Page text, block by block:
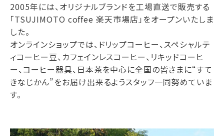
2005年には、オリジナルブランドを工場直送で販売する
「TSUJIMOTO coffee 楽天市場店」をオープンいたしま
した。
オンラインショップでは、ドリップコーヒー、スペシャルテ
ィコーヒー豆、カフェインレスコーヒー、リキッドコーヒ
ー、コーヒー器具、日本茶を中心に全国の皆さまに“すて
きなじかん”をお届け出来るようスタッフ一同努めていま
す。